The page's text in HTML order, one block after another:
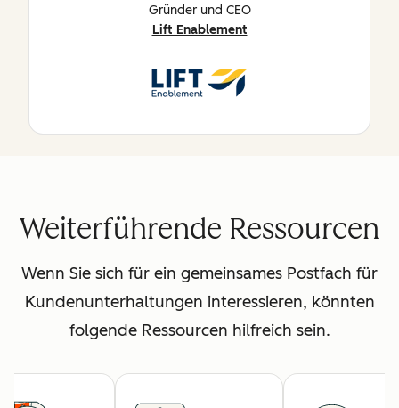
Gründer und CEO
Lift Enablement
Weiterführende Ressourcen
Wenn Sie sich für ein gemeinsames Postfach für
Kundenunterhaltungen interessieren, könnten
folgende Ressourcen hilfreich sein.